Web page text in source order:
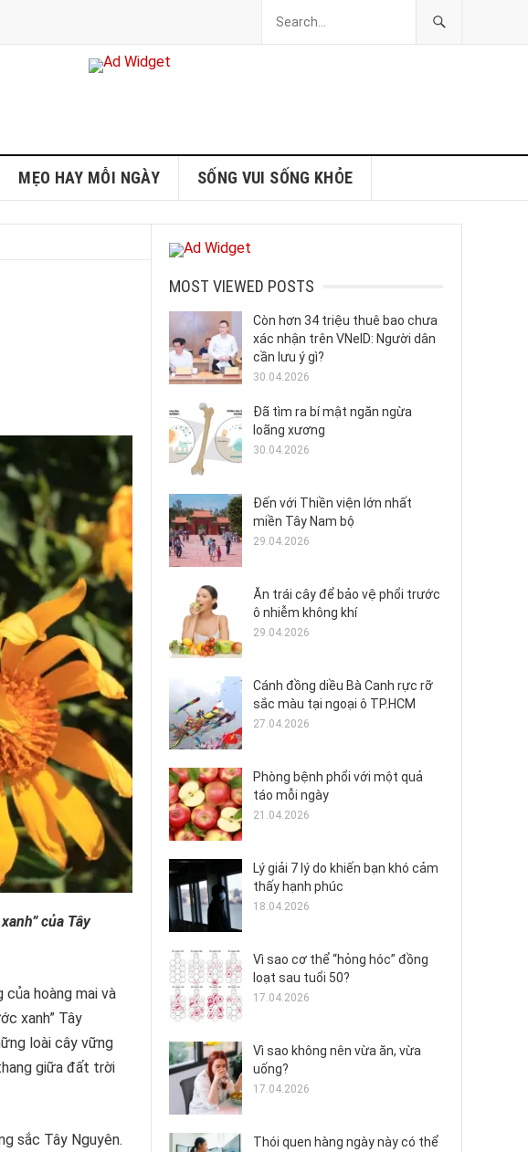
MẸO HAY MỖI NGÀY SỐNG VUI SỐNG KHỎE
của Tây
của hoàng mai và
xanh” Tây
loài cây vững
giữa đất trời
sắc Tây Nguyên.
MOST VIEWED POSTS
Còn hơn 34 triệu thuê bao chưa
xác nhận trên VNeID: Người dân
cần lưu ý gì?
30.04.2026
Đã tìm ra bí mật ngăn ngừa
loãng xương
30.04.2026
Đến với Thiền viện lớn nhất
miền Tây Nam bộ
29.04.2026
Ăn trái cây để bảo vệ phổi trước
ô nhiễm không khí
29.04.2026
Cánh đồng diều Bà Canh rực rỡ
sắc màu tại ngoại ô TP.HCM
27.04.2026
Phòng bệnh phổi với một quả
táo mỗi ngày
21.04.2026
Lý giải 7 lý do khiến bạn khó cảm
thấy hạnh phúc
18.04.2026
Vì sao cơ thể “hỏng hóc” đồng
loạt sau tuổi 50?
17.04.2026
Vì sao không nên vừa ăn, vừa
uống?
17.04.2026
Thói quen hàng ngày này có thể